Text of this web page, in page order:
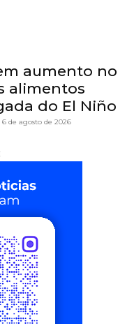
aumento no
alimentos
do El Niño
6 de agosto de 2026